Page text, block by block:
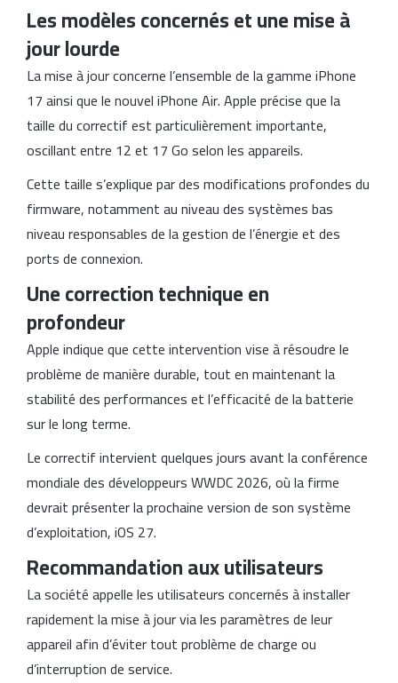
Les modèles concernés et une mise à
jour lourde
La mise à jour concerne l’ensemble de la gamme iPhone
17 ainsi que le nouvel iPhone Air. Apple précise que la
taille du correctif est particulièrement importante,
oscillant entre 12 et 17 Go selon les appareils.
Cette taille s’explique par des modifications profondes du
firmware, notamment au niveau des systèmes bas
niveau responsables de la gestion de l’énergie et des
ports de connexion.
Une correction technique en
profondeur
Apple indique que cette intervention vise à résoudre le
problème de manière durable, tout en maintenant la
stabilité des performances et l’efficacité de la batterie
sur le long terme.
Le correctif intervient quelques jours avant la conférence
mondiale des développeurs WWDC 2026, où la firme
devrait présenter la prochaine version de son système
d’exploitation, iOS 27.
Recommandation aux utilisateurs
La société appelle les utilisateurs concernés à installer
rapidement la mise à jour via les paramètres de leur
appareil afin d’éviter tout problème de charge ou
d’interruption de service.